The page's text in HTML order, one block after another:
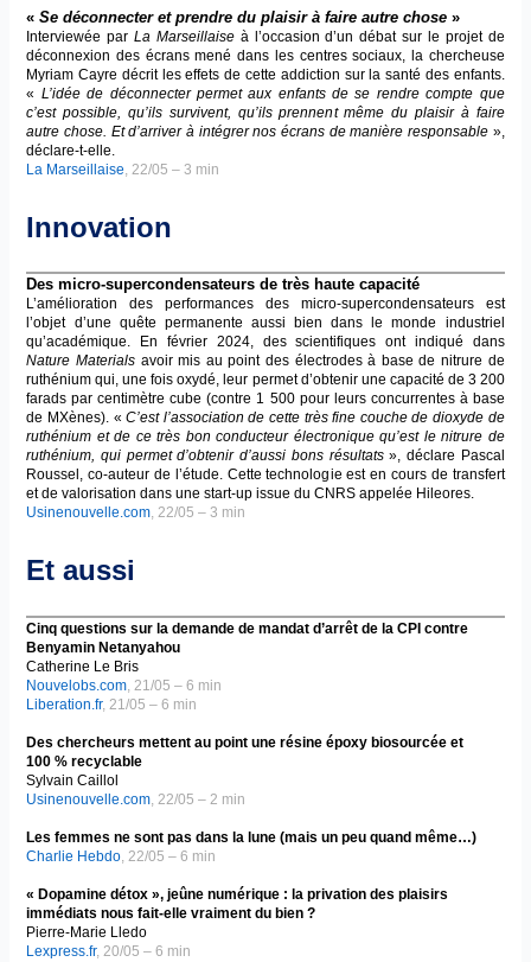
«Se déconnecter et prendre du plaisir à faire autre chose »
Interviewée parLa Marseillaiseà l’occasion d’un débat sur le projet de
déconnexion des écrans mené dans les centres sociaux, la chercheuse
Myriam Cayre décrit les effets de cette addiction sur la santé des enfants.
« L’idée de déconnecter permet aux enfants de se rendre compte que
c’est possible, qu’ils survivent, qu’ils prennent même du plaisir à faire
autre chose. Et d’arriver à intégrer nos écrans de manière responsable»,
déclare-t-elle.
La Marseillaise , 22/05 – 3 min
Innovation
Des micro-supercondensateurs de très haute capacité
L’amélioration des performances des micro-supercondensateurs est
l’objet d’une quête permanente aussi bien dans le monde industriel
qu’académique. En février 2024, des scientifiques ont indiqué dans
Nature Materials avoir mis au point des électrodes à base de nitrure de
ruthénium qui, une fois oxydé, leur permet d’obtenir une capacité de 3 200
farads par centimètre cube (contre 1 500 pour leurs concurrentes à base
de MXènes). «C’est l’association de cette très fine couche de dioxyde de
ruthénium et de ce très bon conducteur électronique qu’est le nitrure de
ruthénium, qui permet d’obtenir d’aussi bons résultats», déclare Pascal
Roussel, co-auteur de l’étude. Cette technologie est en cours de transfert
et de valorisation dans une start-up issue du CNRS appelée Hileores.
Usinenouvelle.com, 22/05 – 3 min
Et aussi
Cinq questions sur la demande de mandat d’arrêt de la CPI contre
Benyamin Netanyahou
Catherine Le Bris
Nouvelobs.com, 21/05 – 6 min
Liberation.fr, 21/05 – 6 min
Des chercheurs mettent au point une résine époxy biosourcée et
100 % recyclable
Sylvain Caillol
Usinenouvelle.com, 22/05 – 2 min
Les femmes ne sont pas dans la lune (mais un peu quand même…)
Charlie Hebdo, 22/05 – 6 min
« Dopamine détox », jeûne numérique : la privation des plaisirs
immédiats nous fait-elle vraiment du bien ?
Pierre-Marie Lledo
Lexpress.fr, 20/05 – 6 min